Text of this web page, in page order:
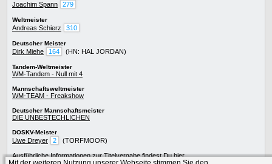
Joachim Spann
279
Weltmeister
Andreas Schierz 310
Deutscher Meister
Dirk Miehe 164 (HN: HAL JORDAN)
Tandem-Weltmeister
WM-Tandem - Null mit 4
Mannschaftsweltmeister
WM-TEAM - Freakshow
Deutscher Mannschaftsmeister
DIE UNBESTECHLICHEN
DOSKV-Meister
Uwe Dreyer 2 (TORFMOOR)
Ausführliche Informationen zurTitelvergabefindest Duhier.